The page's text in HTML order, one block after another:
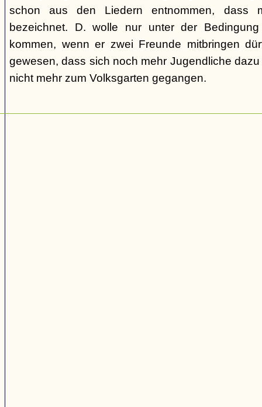
schon aus den Liedern entnommen, dass
bezeichnet. D. wolle nur unter der
kommen, wenn er zwei Freunde mitbringen
gewesen, dass sich noch mehr Jugendliche
nicht mehr zum Volksgarten gegangen.